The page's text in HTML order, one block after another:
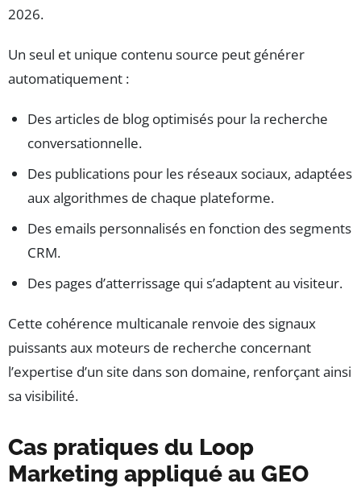
2026.
Un seul et unique contenu source peut générer
automatiquement :
Des articles de blog optimisés pour la recherche
conversationnelle.
Des publications pour les réseaux sociaux, adaptées
aux algorithmes de chaque plateforme.
Des emails personnalisés en fonction des segments
CRM.
Des pages d’atterrissage qui s’adaptent au visiteur.
Cette cohérence multicanale renvoie des signaux
puissants aux moteurs de recherche concernant
l’expertise d’un site dans son domaine, renforçant ainsi
sa visibilité.
Cas pratiques du Loop
Marketing appliqué au GEO